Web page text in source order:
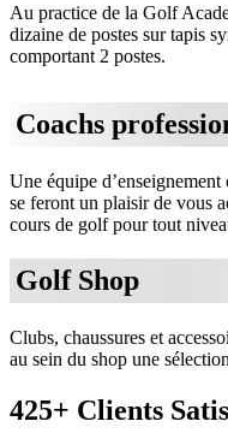
Au practice de la Golf
dizaine de postes sur tapis
comportant 2 postes.
Coachs
Une équipe
se feront un plaisir de vous
cours de golf pour tout
Golf Shop
Clubs, chaussures et
au sein du shop une
425+ Clients